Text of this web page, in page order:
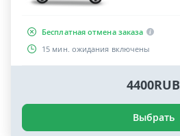
Бесплатная отмена заказа
15 мин. ожидания включены
4400RUB
Выбрать